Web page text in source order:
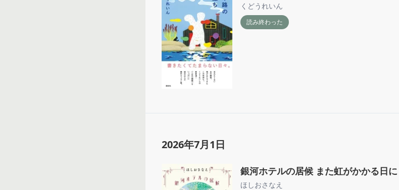
くどうれいん
読み終わった
2026年7月1日
銀河ホテルの居候 また虹がかかる日に
ほしおさなえ